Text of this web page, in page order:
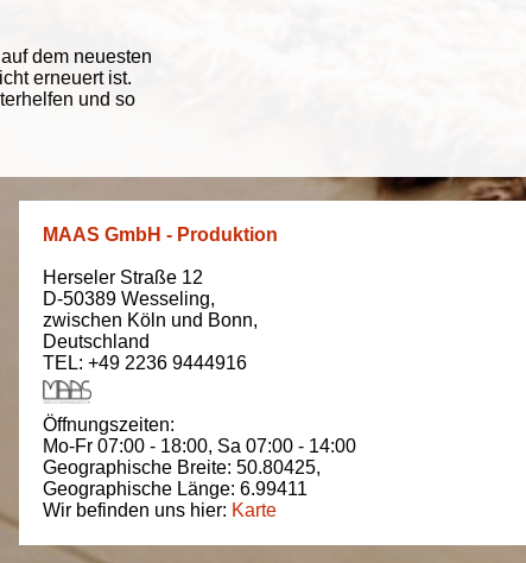
dem neuesten
erneuert ist.
und so
MAAS GmbH - Produktion
Herseler Straße 12
D-50389 Wesseling,
zwischen Köln und Bonn,
Deutschland
TEL: +49 2236 9444916
Öffnungszeiten:
Mo-Fr 07:00 - 18:00, Sa 07:00 - 14:00
Geographische Breite: 50.80425,
Geographische Länge: 6.99411
Wir befinden uns hier: Karte